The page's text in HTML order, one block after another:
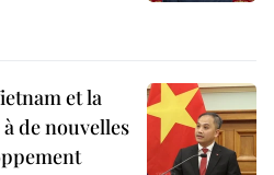
et la
de nouvelles